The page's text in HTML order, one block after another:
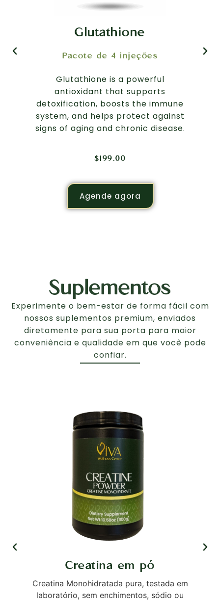
Glutathione
Pacote de 4 injeções
Glutathione is a powerful
antioxidant that supports
detoxification, boosts the immune
system, and helps protect against
signs of aging and chronic disease.
$199.00
Agende agora
Suplementos
Experimente o bem-estar de forma fácil com
nossos suplementos premium, enviados
diretamente para sua porta para maior
conveniência e qualidade em que você pode
confiar.
Creatina em pó
Creatina Monohidratada pura, testada em
laboratório, sem enchimentos, sódio ou